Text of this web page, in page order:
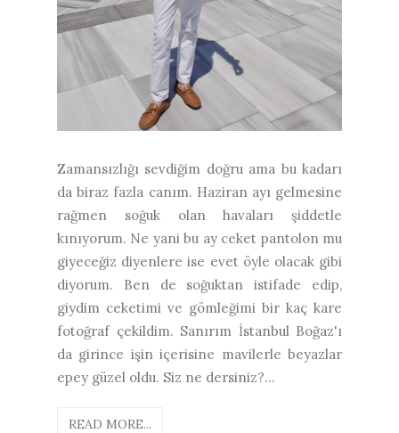
Zamansızlığı sevdiğim doğru ama bu kadarı
da biraz fazla canım. Haziran ayı gelmesine
rağmen soğuk olan havaları şiddetle
kınıyorum. Ne yani bu ay ceket pantolon mu
giyeceğiz diyenlere ise evet öyle olacak gibi
diyorum. Ben de soğuktan istifade edip,
giydim ceketimi ve gömleğimi bir kaç kare
fotoğraf çekildim. Sanırım İstanbul Boğaz'ı
da girince işin içerisine mavilerle beyazlar
epey güzel oldu. Siz ne dersiniz?...
READ MORE...